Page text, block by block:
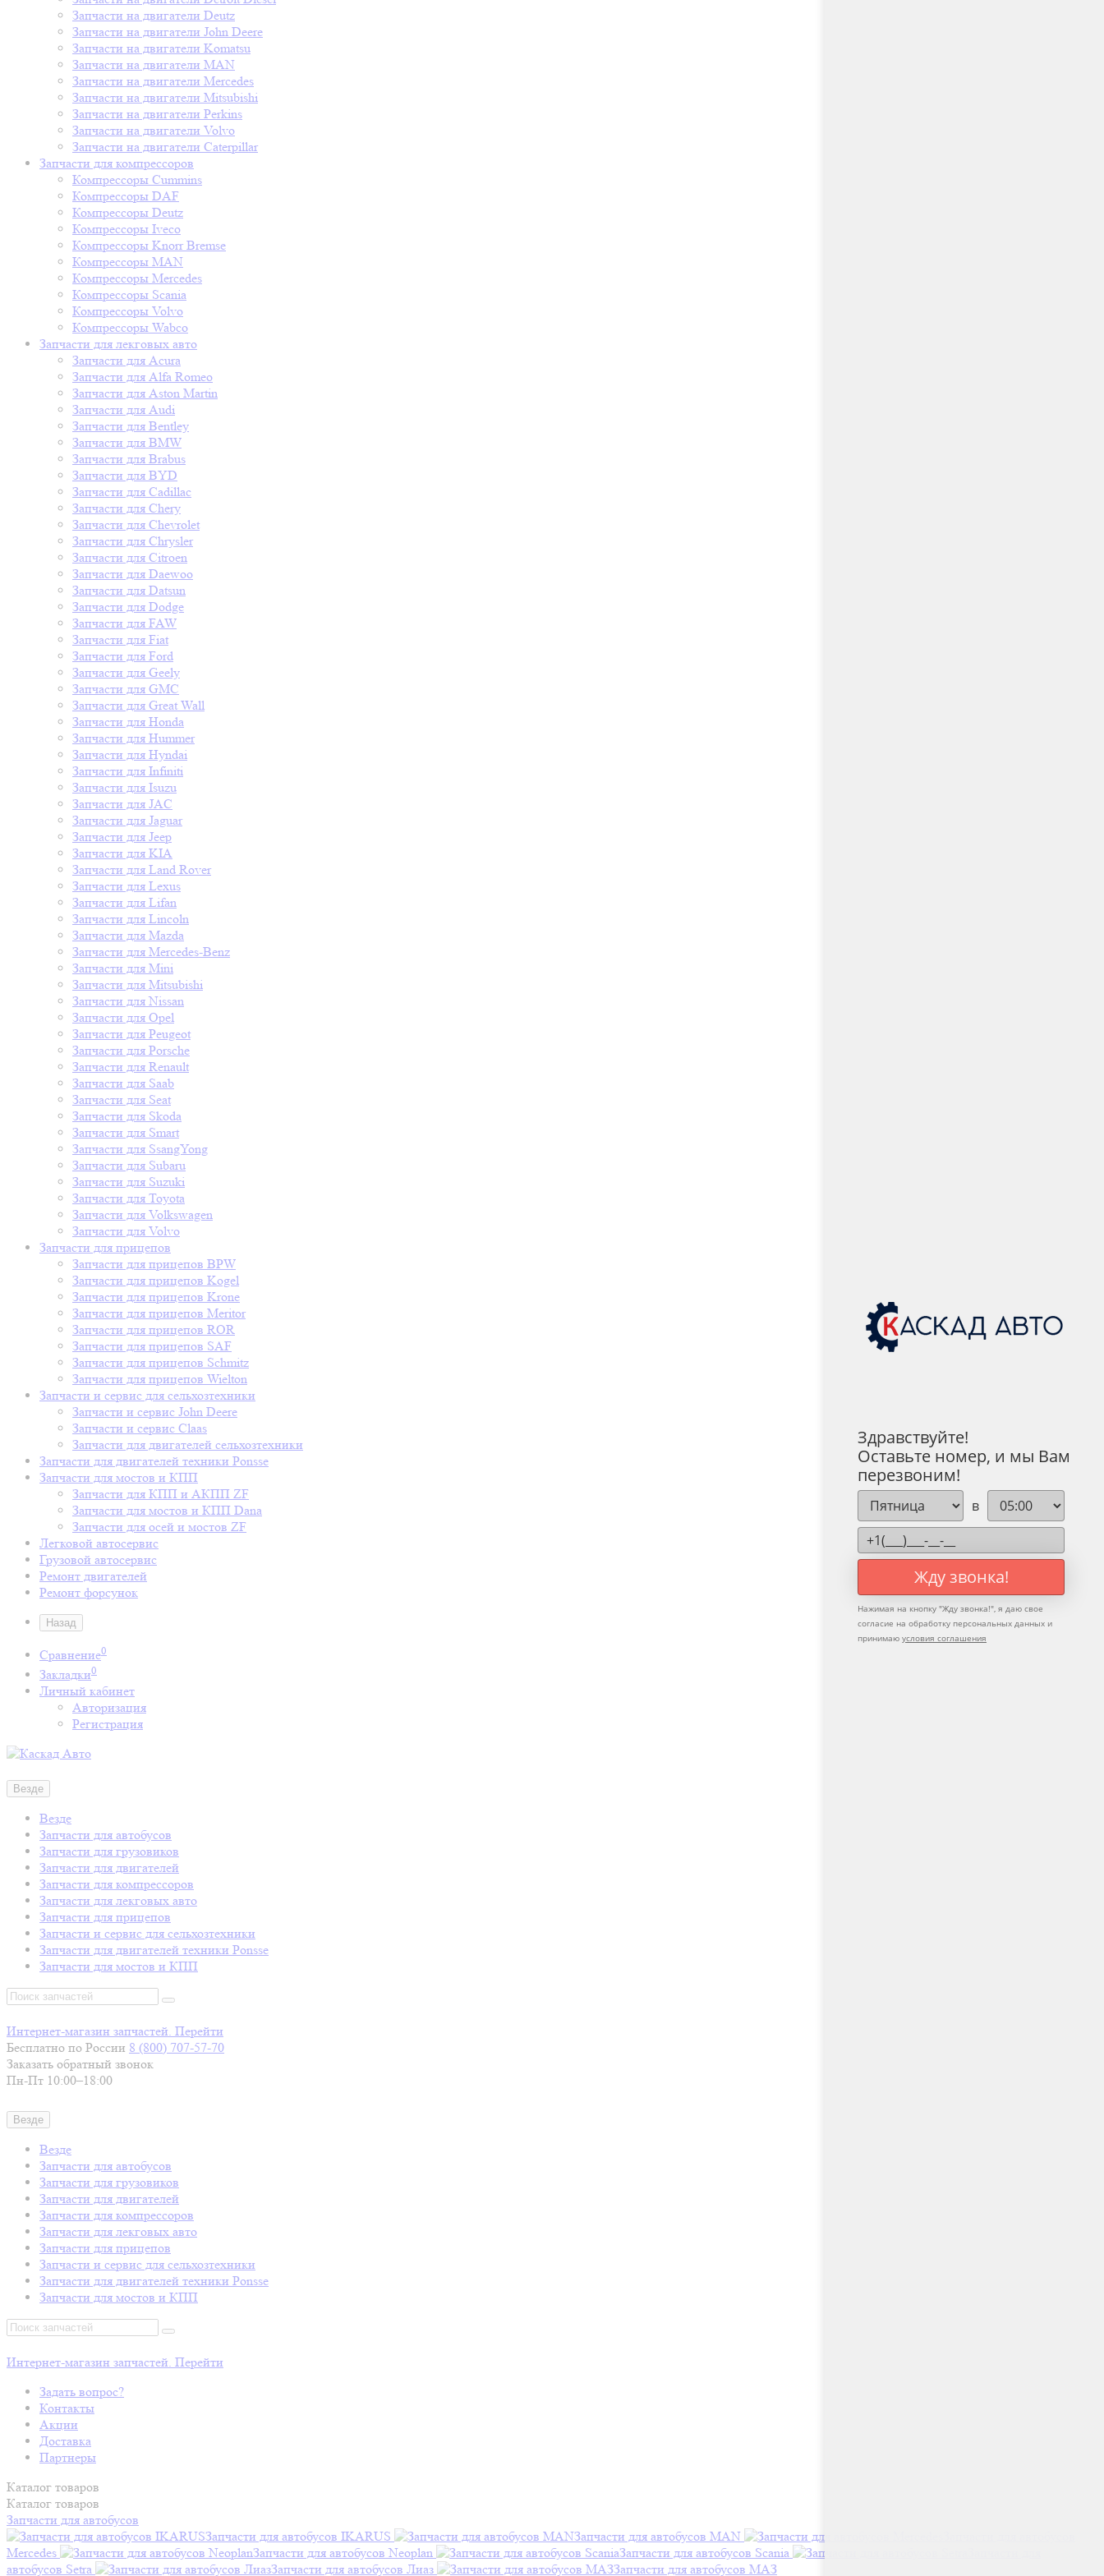
Запчасти на двигатели Deutz
Запчасти на двигатели John Deere
Запчасти на двигатели Komatsu
Запчасти на двигатели MAN
Запчасти на двигатели Mercedes
Запчасти на двигатели Mitsubishi
Запчасти на двигатели Perkins
Запчасти на двигатели Volvo
Запчасти на двигатели Сaterpillar
Запчасти для компрессоров
Компрессоры Cummins
Компрессоры DAF
Компрессоры Deutz
Компрессоры Iveco
Компрессоры Knorr Bremse
Компрессоры MAN
Компрессоры Mercedes
Компрессоры Scania
Компрессоры Volvo
Компрессоры Wabco
Запчасти для лекговых авто
Запчасти для Acura
Запчасти для Alfa Romeo
Запчасти для Aston Martin
Запчасти для Audi
Запчасти для Bentley
Запчасти для BMW
Запчасти для Brabus
Запчасти для BYD
Запчасти для Cadillac
Запчасти для Chery
Запчасти для Chevrolet
Запчасти для Chrysler
Запчасти для Citroen
Запчасти для Daewoo
Запчасти для Datsun
Запчасти для Dodge
Запчасти для FAW
Запчасти для Fiat
Запчасти для Ford
Запчасти для Geely
Запчасти для GMC
Запчасти для Great Wall
Запчасти для Honda
Запчасти для Hummer
Запчасти для Hyndai
Запчасти для Infiniti
Запчасти для Isuzu
Запчасти для JAC
Запчасти для Jaguar
Запчасти для Jeep
Запчасти для KIA
Запчасти для Land Rover
Запчасти для Lexus
Запчасти для Lifan
Запчасти для Lincoln
Запчасти для Mazda
Запчасти для Mercedes-Benz
Запчасти для Mini
Запчасти для Mitsubishi
Запчасти для Nissan
Запчасти для Opel
Запчасти для Peugeot
Запчасти для Porsche
Запчасти для Renault
Запчасти для Saab
Запчасти для Seat
Запчасти для Skoda
Запчасти для Smart
Запчасти для SsangYong
Запчасти для Subaru
Запчасти для Suzuki
Запчасти для Toyota
Запчасти для Volkswagen
Запчасти для Volvo
Запчасти для прицепов
Запчасти для прицепов BPW
Запчасти для прицепов Kogel
Запчасти для прицепов Krone
Запчасти для прицепов Meritor
Запчасти для прицепов ROR
Запчасти для прицепов SAF
Запчасти для прицепов Schmitz
Запчасти для прицепов Wielton
Запчасти и сервис для сельхозтехники
Запчасти и сервис John Deere
Запчасти и сервис Claas
Запчасти для двигателей сельхозтехники
Запчасти для двигателей техники Ponsse
Запчасти для мостов и КПП
Запчасти для КПП и АКПП ZF
Запчасти для мостов и КПП Dana
Запчасти для осей и мостов ZF
Легковой автосервис
Грузовой автосервис
Ремонт двигателей
Ремонт форсунок
Назад
Сравнение0
Закладки0
Личный кабинет
Авторизация
Регистрация
Везде
Везде
Запчасти для автобусов
Запчасти для грузовиков
Запчасти для двигателей
Запчасти для компрессоров
Запчасти для лекговых авто
Запчасти для прицепов
Запчасти и сервис для сельхозтехники
Запчасти для двигателей техники Ponsse
Запчасти для мостов и КПП
Интернет-магазин запчастей. Перейти
Бесплатно по России 8 (800) 707-57-70
Заказать обратный звонок
Пн-Пт 10:00–18:00
Везде
Везде
Запчасти для автобусов
Запчасти для грузовиков
Запчасти для двигателей
Запчасти для компрессоров
Запчасти для лекговых авто
Запчасти для прицепов
Запчасти и сервис для сельхозтехники
Запчасти для двигателей техники Ponsse
Запчасти для мостов и КПП
Интернет-магазин запчастей. Перейти
Задать вопрос?
Контакты
Акции
Доставка
Партнеры
Каталог товаров
Каталог товаров
Запчасти для автобусов
Запчасти для автобусов IKARUS
Запчасти для автобусов MAN
Mercedes
Запчасти для автобусов Neoplan Запчасти для автобусов Scania
автобусов Setra
Запчасти для автобусов Лиаз Запчасти для автобусов МАЗ
Здравствуйте!
Оставьте номер, и мы Вам
перезвоним!
в
Жду звонка!
Нажимая на кнопку "Жду звонка!", я даю свое
согласие на обработку персональных данных и
принимаю условия соглашения